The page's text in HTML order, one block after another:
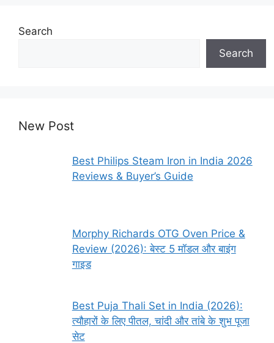
Search
Search
New Post
Best Philips Steam Iron in India 2026
Reviews & Buyer’s Guide
Morphy Richards OTG Oven Price &
Review (2026): बेस्ट 5 मॉडल और बाइंग
गाइड
Best Puja Thali Set in India (2026):
त्यौहारों के लिए पीतल, चांदी और तांबे के शुभ पूजा
सेट